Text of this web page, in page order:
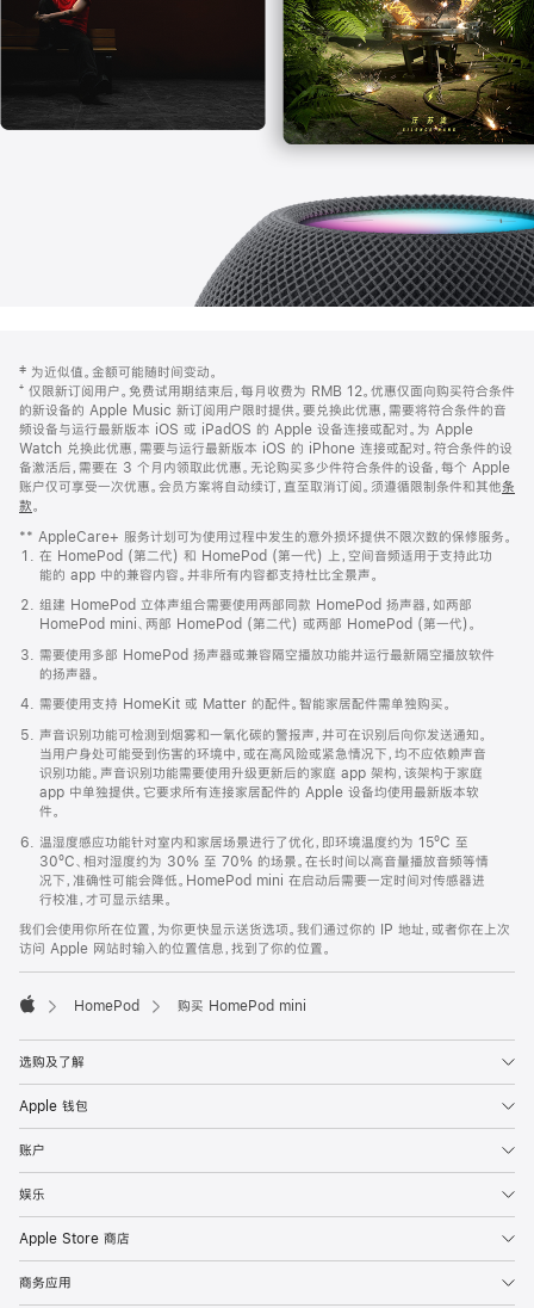
页
页
脚
注
‡ 为近似值。金额可能随时间变动。
⁺ 仅限新订阅用户。免费试用期结束后，每月收费为 RMB 12。优惠仅面向购买符合条件
的新设备的 Apple Music 新订阅用户限时提供。要兑换此优惠，需要将符合条件的音
频设备与运行最新版本 iOS 或 iPadOS 的 Apple 设备连接或配对。为 Apple
Watch 兑换此优惠，需要与运行最新版本 iOS 的 iPhone 连接或配对。符合条件的设
备激活后，需要在 3 个月内领取此优惠。无论购买多少件符合条件的设备，每个 Apple
账户仅可享受一次优惠。会员方案将自动续订，直至取消订阅。须遵循限制条件和其他条
款。
窗
口
中
打
开)
** AppleCare+ 服务计划可为使用过程中发生的意外损坏提供不限次数的保修服务。
在 HomePod (第二代) 和 HomePod (第一代) 上，空间音频适用于支持此功
能的 app 中的兼容内容。并非所有内容都支持杜比全景声。
组建 HomePod 立体声组合需要使用两部同款 HomePod 扬声器，如两部
HomePod mini、两部 HomePod (第二代) 或两部 HomePod (第一代)。
需要使用多部 HomePod 扬声器或兼容隔空播放功能并运行最新隔空播放软件
的扬声器。
需要使用支持 HomeKit 或 Matter 的配件。智能家居配件需单独购买。
声音识别功能可检测到烟雾和一氧化碳的警报声，并可在识别后向你发送通知。
当用户身处可能受到伤害的环境中，或在高风险或紧急情况下，均不应依赖声音
识别功能。声音识别功能需要使用升级更新后的家庭 app 架构，该架构于家庭
app 中单独提供。它要求所有连接家居配件的 Apple 设备均使用最新版本软
件。
温湿度感应功能针对室内和家居场景进行了优化，即环境温度约为 15ºC 至
30ºC、相对湿度约为 30% 至 70% 的场景。在长时间以高音量播放音频等情
况下，准确性可能会降低。HomePod mini 在启动后需要一定时间对传感器进
行校准，才可显示结果。
我们会使用你所在位置，为你更快显示送货选项。我们通过你的 IP 地址，或者你在上次
访问 Apple 网站时输入的位置信息，找到了你的位置。
HomePod 购买 HomePod mini
选购及了解
Apple 钱包
账户
娱乐
Apple Store 商店
商务应用